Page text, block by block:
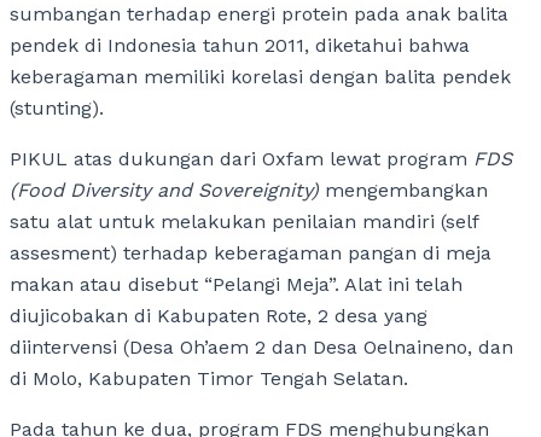
sumbangan terhadap energi protein pada anak balita
pendek di Indonesia tahun 2011, diketahui bahwa
keberagaman memiliki korelasi dengan balita pendek
(stunting).
PIKUL atas dukungan dari Oxfam lewat program FDS
(Food Diversity and Sovereignity) mengembangkan
satu alat untuk melakukan penilaian mandiri (self
assesment) terhadap keberagaman pangan di meja
makan atau disebut “Pelangi Meja”. Alat ini telah
diujicobakan di Kabupaten Rote, 2 desa yang
diintervensi (Desa Oh’aem 2 dan Desa Oelnaineno, dan
di Molo, Kabupaten Timor Tengah Selatan.
Pada tahun ke dua, program FDS menghubungkan